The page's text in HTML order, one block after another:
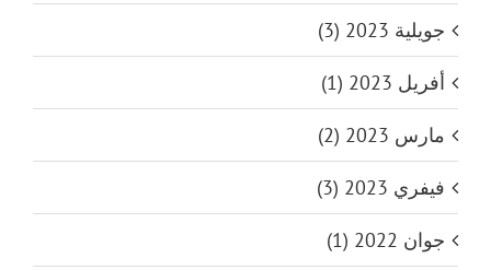
جويلية 2023 (3)
أفريل 2023 (1)
مارس 2023 (2)
فيفري 2023 (3)
جوان 2022 (1)